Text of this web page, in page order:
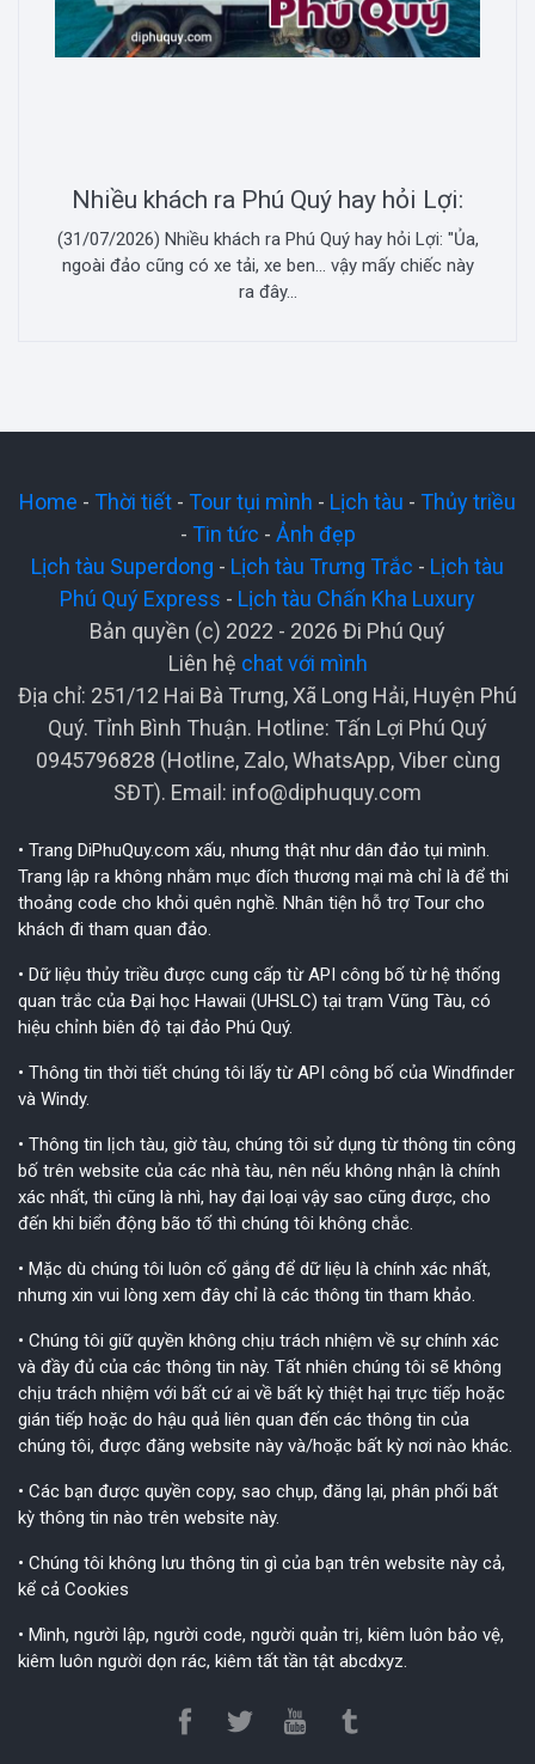
Nhiều khách ra Phú Quý hay hỏi Lợi:
(31/07/2026) Nhiều khách ra Phú Quý hay hỏi Lợi: "Ủa,
ngoài đảo cũng có xe tải, xe ben... vậy mấy chiếc này
ra đây...
Home - Thời tiết - Tour tụi mình - Lịch tàu - Thủy triều
- Tin tức - Ảnh đẹp
Lịch tàu Superdong - Lịch tàu Trưng Trắc - Lịch tàu
Phú Quý Express - Lịch tàu Chấn Kha Luxury
Bản quyền (c) 2022 - 2026 Đi Phú Quý
Liên hệ chat với mình
Địa chỉ: 251/12 Hai Bà Trưng, Xã Long Hải, Huyện Phú
Quý. Tỉnh Bình Thuận. Hotline: Tấn Lợi Phú Quý
0945796828 (Hotline, Zalo, WhatsApp, Viber cùng
SĐT). Email: info@diphuquy.com
• Trang DiPhuQuy.com xấu, nhưng thật như dân đảo tụi mình.
Trang lập ra không nhằm mục đích thương mại mà chỉ là để thi
thoảng code cho khỏi quên nghề. Nhân tiện hỗ trợ Tour cho
khách đi tham quan đảo.
• Dữ liệu thủy triều được cung cấp từ API công bố từ hệ thống
quan trắc của Đại học Hawaii (UHSLC) tại trạm Vũng Tàu, có
hiệu chỉnh biên độ tại đảo Phú Quý.
• Thông tin thời tiết chúng tôi lấy từ API công bố của Windfinder
và Windy.
• Thông tin lịch tàu, giờ tàu, chúng tôi sử dụng từ thông tin công
bố trên website của các nhà tàu, nên nếu không nhận là chính
xác nhất, thì cũng là nhì, hay đại loại vậy sao cũng được, cho
đến khi biển động bão tố thì chúng tôi không chắc.
• Mặc dù chúng tôi luôn cố gắng để dữ liệu là chính xác nhất,
nhưng xin vui lòng xem đây chỉ là các thông tin tham khảo.
• Chúng tôi giữ quyền không chịu trách nhiệm về sự chính xác
và đầy đủ của các thông tin này. Tất nhiên chúng tôi sẽ không
chịu trách nhiệm với bất cứ ai về bất kỳ thiệt hại trực tiếp hoặc
gián tiếp hoặc do hậu quả liên quan đến các thông tin của
chúng tôi, được đăng website này và/hoặc bất kỳ nơi nào khác.
• Các bạn được quyền copy, sao chụp, đăng lại, phân phối bất
kỳ thông tin nào trên website này.
• Chúng tôi không lưu thông tin gì của bạn trên website này cả,
kể cả Cookies
• Mình, người lập, người code, người quản trị, kiêm luôn bảo vệ,
kiêm luôn người dọn rác, kiêm tất tần tật abcdxyz.